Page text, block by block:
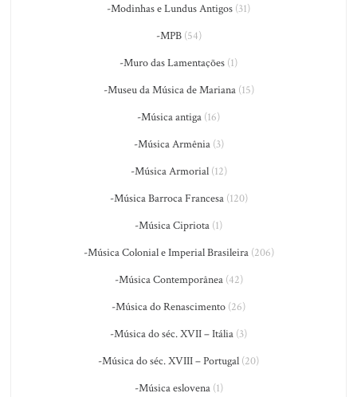
-Modinhas e Lundus Antigos (31)
-MPB(54)
-Muro das Lamentações (1)
-Museu da Música de Mariana(15)
-Música antiga (16)
-Música Armênia(3)
-Música Armorial(12)
-Música Barroca Francesa(120)
-Música Cipriota (1)
-Música Colonial e Imperial Brasileira(206)
-Música Contemporânea(42)
-Música do Renascimento (26)
-Música do séc. XVII – Itália (3)
-Música do séc. XVIII – Portugal (20)
-Música eslovena(1)